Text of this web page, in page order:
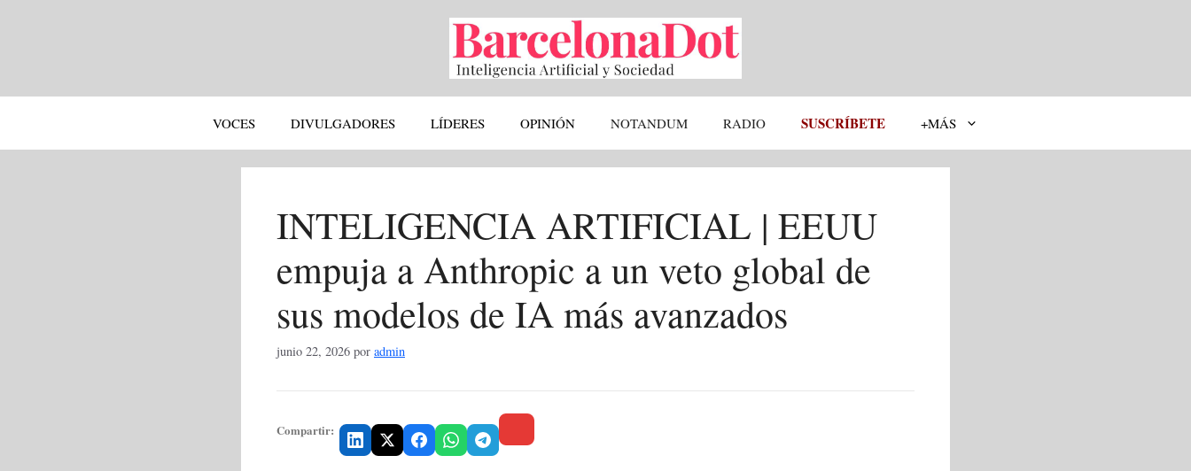
VOCES DIVULGADORES LÍDERES OPINIÓN NOTANDUM RADIO SUSCRÍBETE +MÁS
INTELIGENCIA ARTIFICIAL | EEUU
empuja a Anthropic a un veto global de
sus modelos de IA más avanzados
junio 22, 2026 por admin
Compartir: